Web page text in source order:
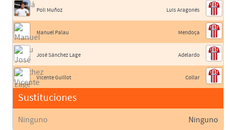
Poli Muñoz
Manuel Palau
José Sánchez Lage
Vicente Guillot
Sustituciones
Ninguno
Luis Aragonés
Mendoça
Adelardo
Collar
Ninguno